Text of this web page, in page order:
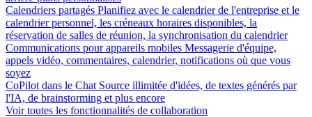
Calendriers partagés Planifiez avec le calendrier de l'entreprise et le
calendrier personnel, les créneaux horaires disponibles, la
réservation de salles de réunion, la synchronisation du calendrier
Communications pour appareils mobiles Messagerie d'équipe,
appels vidéo, commentaires, calendrier, notifications où que vous
soyez
CoPilot dans le Chat Source illimitée d'idées, de textes générés par
l'IA, de brainstorming et plus encore
Voir toutes les fonctionnalités de collaboration